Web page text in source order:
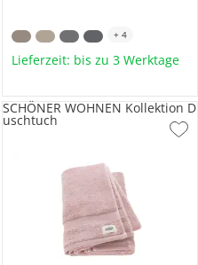
+ 4
Lieferzeit: bis zu 3 Werktage
SCHÖNER WOHNEN Kollektion D
uschtuch